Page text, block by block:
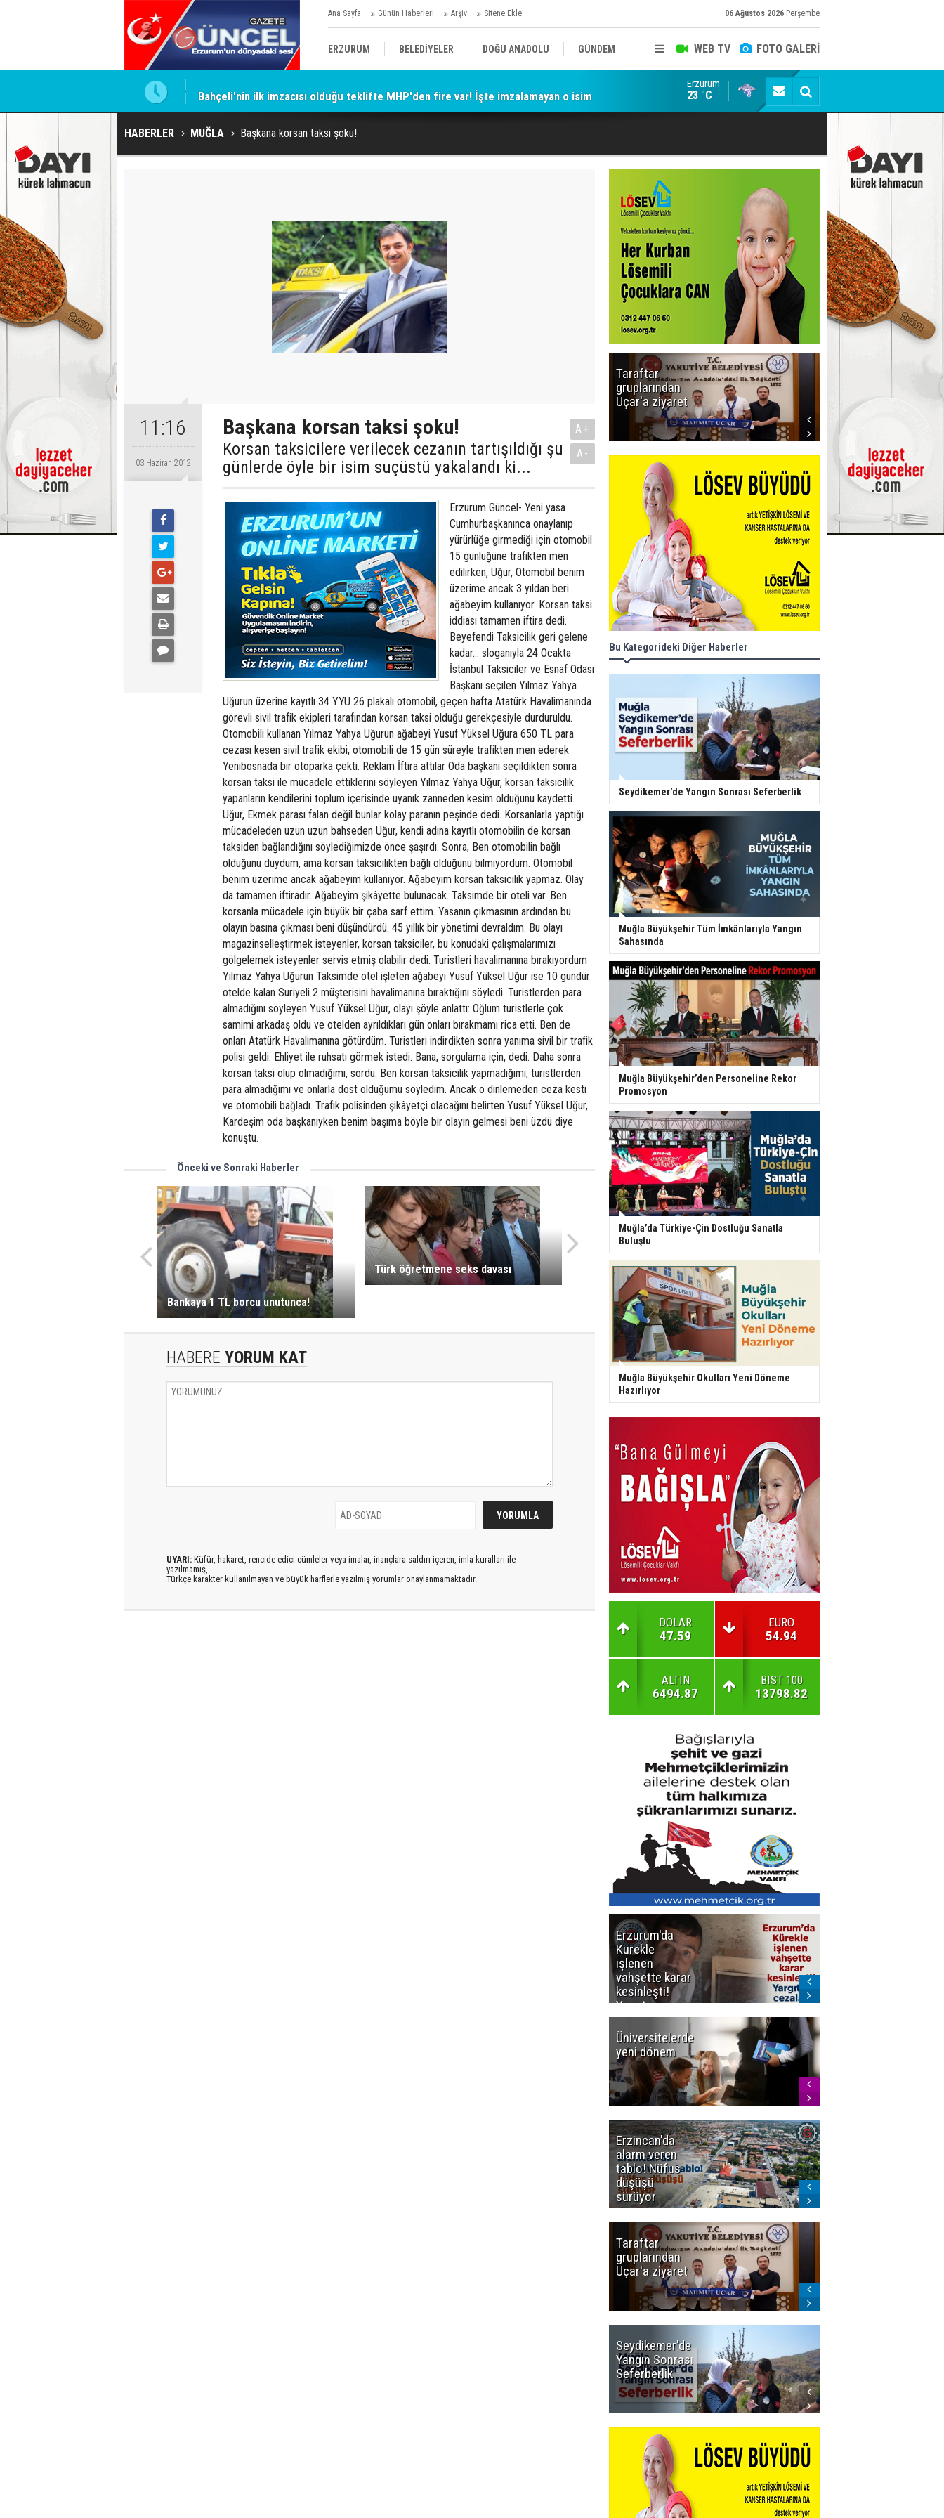
Ana Sayfa Günün Haberleri Arşiv Sitene Ekle 06 Ağustos 2026 Perşembe
WEB TV FOTO GALERİ
ERZURUM BELEDİYELER DOĞU ANADOLU GÜNDEM
SİYASET AFAD/ SAVAŞ SPOR
KÜLTÜR/SANAT//MAĞAZİN
Bahçeli'nin ilk imzacısı olduğu teklifte MHP'den fire var! İşte imzalamayan o isim Siyaset-Sermaye Çizgisinde Haklılığın Resmi:
Erzurum
23 °C
HABERLER MUĞLA Başkana korsan taksi şoku!
11:16
03 Haziran 2012
Başkana korsan taksi şoku!
Korsan taksicilere verilecek cezanın tartışıldığı şu
günlerde öyle bir isim suçüstü yakalandı ki...
A+
A-
Erzurum Güncel- Yeni yasa
Cumhurbaşkanınca onaylanıp
yürürlüğe girmediği için otomobil
15 günlüğüne trafikten men
edilirken, Uğur, Otomobil benim
üzerime ancak 3 yıldan beri
ağabeyim kullanıyor. Korsan taksi
iddiası tamamen iftira dedi.
Beyefendi Taksicilik geri gelene
kadar... sloganıyla 24 Ocakta
İstanbul Taksiciler ve Esnaf Odası
Başkanı seçilen Yılmaz Yahya
Uğurun üzerine kayıtlı 34 YYU 26 plakalı otomobil, geçen hafta Atatürk Havalimanında
görevli sivil trafik ekipleri tarafından korsan taksi olduğu gerekçesiyle durduruldu.
Otomobili kullanan Yılmaz Yahya Uğurun ağabeyi Yusuf Yüksel Uğura 650 TL para
cezası kesen sivil trafik ekibi, otomobili de 15 gün süreyle trafikten men ederek
Yenibosnada bir otoparka çekti. Reklam İftira attılar Oda başkanı seçildikten sonra
korsan taksi ile mücadele ettiklerini söyleyen Yılmaz Yahya Uğur, korsan taksicilik
yapanların kendilerini toplum içerisinde uyanık zanneden kesim olduğunu kaydetti.
Uğur, Ekmek parası falan değil bunlar kolay paranın peşinde dedi. Korsanlarla yaptığı
mücadeleden uzun uzun bahseden Uğur, kendi adına kayıtlı otomobilin de korsan
taksiden bağlandığını söylediğimizde önce şaşırdı. Sonra, Ben otomobilin bağlı
olduğunu duydum, ama korsan taksicilikten bağlı olduğunu bilmiyordum. Otomobil
benim üzerime ancak ağabeyim kullanıyor. Ağabeyim korsan taksicilik yapmaz. Olay
da tamamen iftiradır. Ağabeyim şikâyette bulunacak. Taksimde bir oteli var. Ben
korsanla mücadele için büyük bir çaba sarf ettim. Yasanın çıkmasının ardından bu
olayın basına çıkması beni düşündürdü. 45 yıllık bir yönetimi devraldım. Bu olayı
magazinselleştirmek isteyenler, korsan taksiciler, bu konudaki çalışmalarımızı
gölgelemek isteyenler servis etmiş olabilir dedi. Turistleri havalimanına bırakıyordum
Yılmaz Yahya Uğurun Taksimde otel işleten ağabeyi Yusuf Yüksel Uğur ise 10 gündür
otelde kalan Suriyeli 2 müşterisini havalimanına bıraktığını söyledi. Turistlerden para
almadığını söyleyen Yusuf Yüksel Uğur, olayı şöyle anlattı: Oğlum turistlerle çok
samimi arkadaş oldu ve otelden ayrıldıkları gün onları bırakmamı rica etti. Ben de
onları Atatürk Havalimanına götürdüm. Turistleri indirdikten sonra yanıma sivil bir trafik
polisi geldi. Ehliyet ile ruhsatı görmek istedi. Bana, sorgulama için, dedi. Daha sonra
korsan taksi olup olmadığımı, sordu. Ben korsan taksicilik yapmadığımı, turistlerden
para almadığımı ve onlarla dost olduğumu söyledim. Ancak o dinlemeden ceza kesti
ve otomobili bağladı. Trafik polisinden şikâyetçi olacağını belirten Yusuf Yüksel Uğur,
Kardeşim oda başkanıyken benim başıma böyle bir olayın gelmesi beni üzdü diye
konuştu.
Önceki ve Sonraki Haberler
Bankaya 1 TL borcu unutunca!
Türk öğretmene seks davası
HABERE YORUM KAT
UYARI: Küfür, hakaret, rencide edici cümleler veya imalar, inançlara saldırı içeren, imla kuralları ile
yazılmamış,
Türkçe karakter kullanılmayan ve büyük harflerle yazılmış yorumlar onaylanmamaktadır.
Taraftar
gruplarından
Uçar'a ziyaret
başlıyor! İlk
düdük Bolu'da
çalacak
Bu Kategorideki Diğer Haberler
Seydikemer'de Yangın Sonrası Seferberlik
Muğla Büyükşehir Tüm İmkânlarıyla Yangın
Sahasında
Muğla Büyükşehir’den Personeline Rekor
Promosyon
Muğla’da Türkiye-Çin Dostluğu Sanatla
Buluştu
Muğla Büyükşehir Okulları Yeni Döneme
Hazırlıyor
DOLAR
47.59
EURO
54.94
ALTIN
6494.87
BIST 100
13798.82
Erzurum'da
Kürekle
işlenen
vahşette karar
kesinleşti!
Yargıtay
cezaları onadı
Üniversitelerde
yeni dönem
Erzincan'da
alarm veren
tablo! Nüfus
düşüşü
sürüyor
Taraftar
gruplarından
Uçar'a ziyaret
Seydikemer'de
Yangın Sonrası
Seferberlik